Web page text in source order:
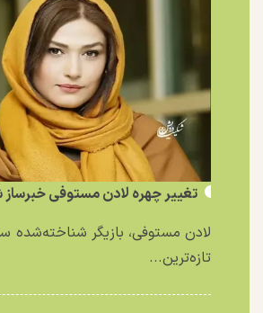
تغییر چهره لادن مستوفی
لادن مستوفی، بازیگر شناخته‌شده
تازه‌ترین...